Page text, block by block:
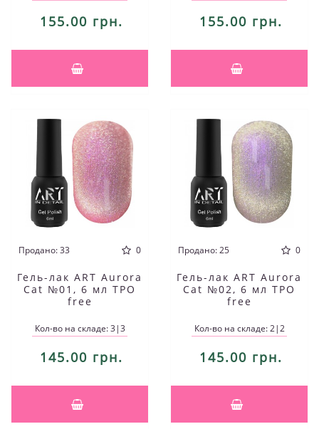
155.00 грн. 155.00 грн.
Продано: 33 0
Гель-лак ART Aurora
Cat №01, 6 мл TPO
free
Кол-во на складе: 3|3
145.00 грн.
Продано: 25 0
Гель-лак ART Aurora
Cat №02, 6 мл TPO
free
Кол-во на складе: 2|2
145.00 грн.